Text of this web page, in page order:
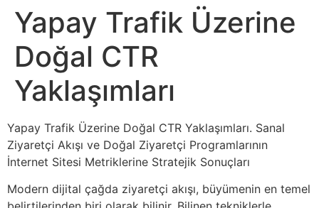
Yapay Trafik Üzerine
Doğal CTR
Yaklaşımları
Yapay Trafik Üzerine Doğal CTR Yaklaşımları. Sanal
Ziyaretçi Akışı ve Doğal Ziyaretçi Programlarının
İnternet Sitesi Metriklerine Stratejik Sonuçları
Modern dijital çağda ziyaretçi akışı, büyümenin en temel